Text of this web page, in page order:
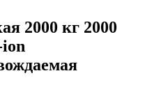
2000 кг 2000